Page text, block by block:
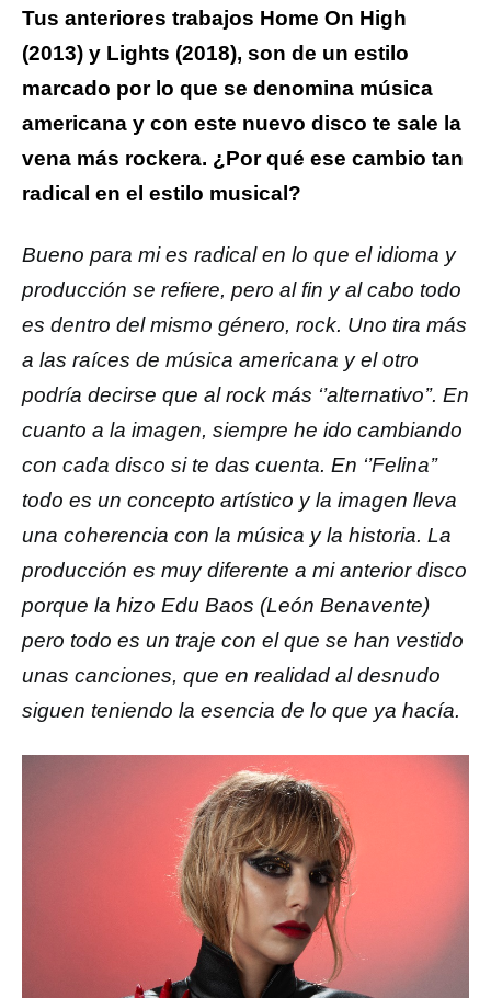
Tus anteriores trabajos Home On High
(2013) y Lights (2018), son de un estilo
marcado por lo que se denomina música
americana y con este nuevo disco te sale la
vena más rockera. ¿Por qué ese cambio tan
radical en el estilo musical?
Bueno para mi es radical en lo que el idioma y
producción se refiere, pero al fin y al cabo todo
es dentro del mismo género, rock. Uno tira más
a las raíces de música americana y el otro
podría decirse que al rock más ‘’alternativo’’. En
cuanto a la imagen, siempre he ido cambiando
con cada disco si te das cuenta. En ‘’Felina’’
todo es un concepto artístico y la imagen lleva
una coherencia con la música y la historia. La
producción es muy diferente a mi anterior disco
porque la hizo Edu Baos (León Benavente)
pero todo es un traje con el que se han vestido
unas canciones, que en realidad al desnudo
siguen teniendo la esencia de lo que ya hacía.